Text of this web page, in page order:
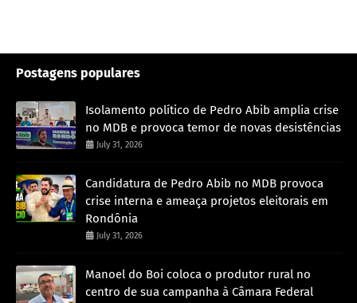
Postagens populares
Isolamento político de Pedro Abib amplia crise
no MDB e provoca temor de novas desistências
July 31, 2026
Candidatura de Pedro Abib no MDB provoca
crise interna e ameaça projetos eleitorais em
Rondônia
July 31, 2026
Manoel do Boi coloca o produtor rural no
centro de sua campanha à Câmara Federal